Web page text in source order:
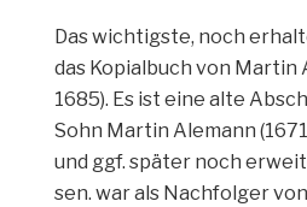
Das wichtigste, noch
das Kopialbuch von Martin
1685). Es ist eine alte
Sohn Martin Alemann
und ggf. später noch
sen. war als Nachfolger